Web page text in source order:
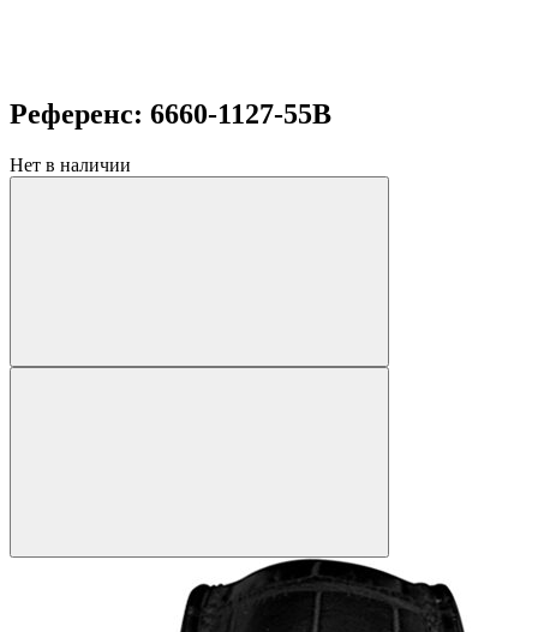
Референс: 6660-1127-55B
Нет в наличии